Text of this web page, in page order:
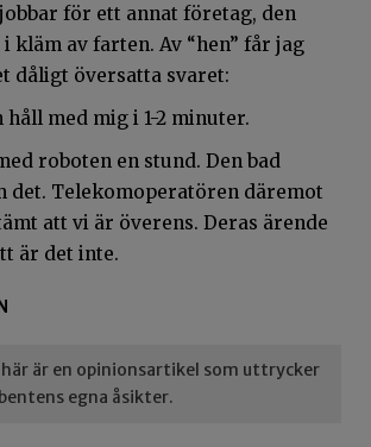
för ett annat företag, den
kläm av farten. Av “hen” får jag
dåligt översatta svaret:
håll med mig i 1-2 minuter.
roboten en stund. Den bad
det. Telekomoperatören däremot
att vi är överens. Deras ärende
är det inte.
är en opinionsartikel som uttrycker
egna åsikter.